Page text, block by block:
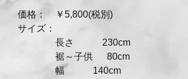
価格： ￥5,800(税別)
サイズ：
長さ 230cm
裾～子供 80cm
幅 140cm